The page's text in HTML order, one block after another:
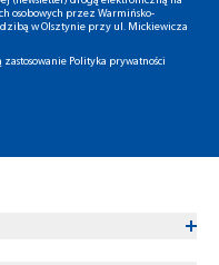
osobowych przez Warmińsko-
w Olsztynie przy ul. Mickiewicza
zastosowanie Polityka prywatności